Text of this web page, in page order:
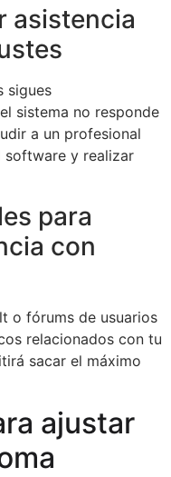
asistencia
sigues
sistema no responde
a un profesional
software y realizar
para
con
o fórums de usuarios
relacionados con tu
sacar el máximo
ajustar